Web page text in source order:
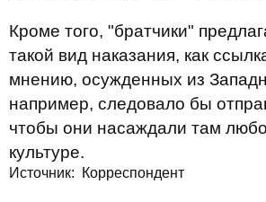
Кроме того, "братчики"
такой вид наказания, как
мнению, осужденных из
например, следовало бы
чтобы они насаждали там
культуре.
Источник: Корреспондент